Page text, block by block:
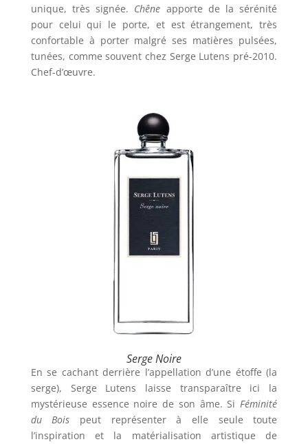
unique, très signée. Chêne apporte de la sérénité
pour celui qui le porte, et est étrangement, très
confortable à porter malgré ses matières pulsées,
tunées, comme souvent chez Serge Lutens pré-2010.
Chef-d’œuvre.
Serge Noire
En se cachant derrière l’appellation d’une étoffe (la
serge), Serge Lutens laisse transparaître ici la
mystérieuse essence noire de son âme. SiFéminité
du Bois peut représenter à elle seule toute
l’inspiration et la matérialisation artistique de